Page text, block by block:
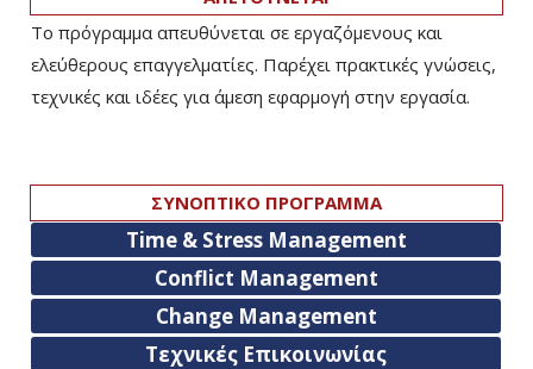
Το πρόγραμμα απευθύνεται σε εργαζόμενους και
ελεύθερους επαγγελματίες. Παρέχει πρακτικές γνώσεις,
τεχνικές και ιδέες για άμεση εφαρμογή στην εργασία.
ΣΥΝΟΠΤΙΚΟ ΠΡΟΓΡΑΜΜΑ
Time & Stress Management
Conflict Management
Change Management
Τεχνικές Επικοινωνίας